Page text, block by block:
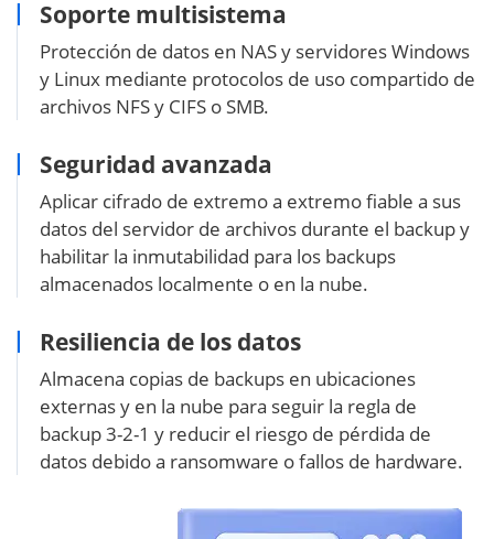
Soporte multisistema
Protección de datos en NAS y servidores Windows
y Linux mediante protocolos de uso compartido de
archivos NFS y CIFS o SMB.
Seguridad avanzada
Aplicar cifrado de extremo a extremo fiable a sus
datos del servidor de archivos durante el backup y
habilitar la inmutabilidad para los backups
almacenados localmente o en la nube.
Resiliencia de los datos
Almacena copias de backups en ubicaciones
externas y en la nube para seguir la regla de
backup 3-2-1 y reducir el riesgo de pérdida de
datos debido a ransomware o fallos de hardware.